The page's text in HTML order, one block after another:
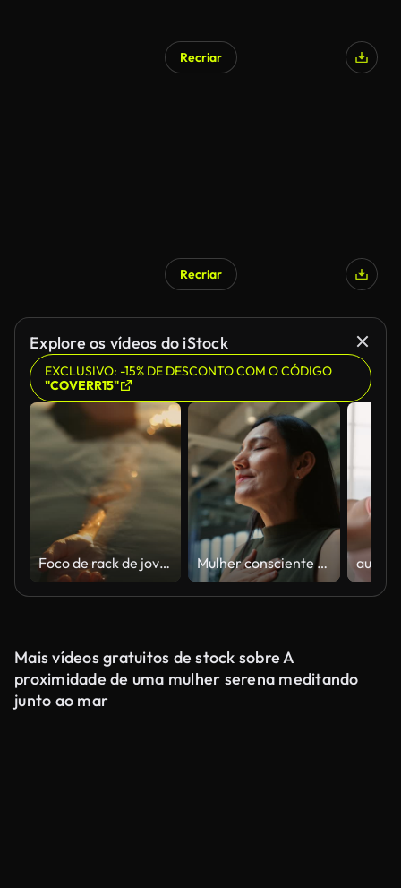
Recriar
Gerado por IA
Recriar
Explore os vídeos do iStock
EXCLUSIVO: -15% DE DESCONTO COM O CÓDIGO
"COVERR15"
Foco de rack de jovem relaxada em trajes de banho flutuando no mar durante o pôr do sol Mulher consciente praticando calmamente exercícios de respiração profunda durante uma curta pausa em seu horário de trabalho, abraçando o bem-estar e o alívio do estresse em um local de trabalho moderno
Mais vídeos gratuitos de stock sobre A
proximidade de uma mulher serena meditando
junto ao mar